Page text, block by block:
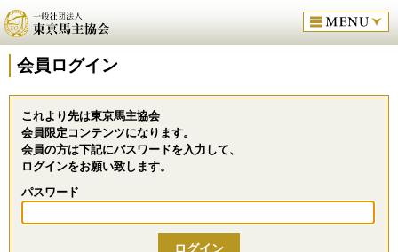
会員ログイン
これより先は東京馬主協会
会員限定コンテンツになります。
会員の方は下記にパスワードを入力して、
ログインをお願い致します。
パスワード